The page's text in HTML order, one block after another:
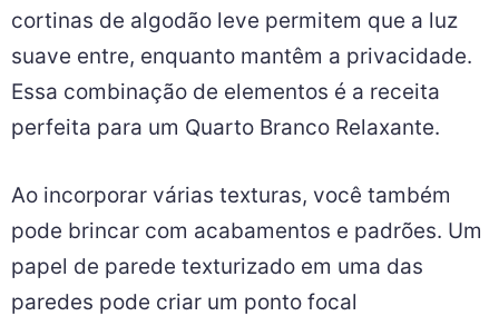
cortinas de algodão leve permitem que a luz
suave entre, enquanto mantêm a privacidade.
Essa combinação de elementos é a receita
perfeita para um Quarto Branco Relaxante.
Ao incorporar várias texturas, você também
pode brincar com acabamentos e padrões. Um
papel de parede texturizado em uma das
paredes pode criar um ponto focal